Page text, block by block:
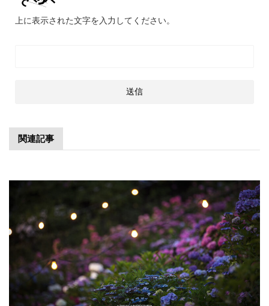
上に表示された文字を入力してください。
関連記事